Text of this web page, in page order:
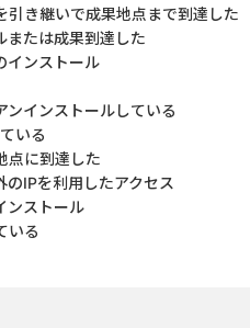
引き継いで成果地点まで到達した
または成果到達した
インストール
ンインストールしている
いる
点に到達した
のIPを利用したアクセス
ンストール
いる